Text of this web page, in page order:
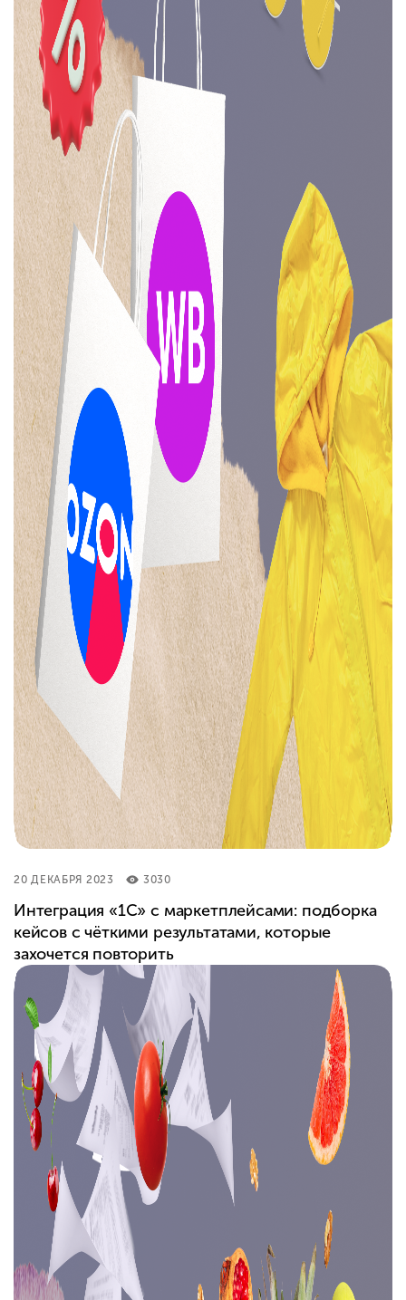
20 ДЕКАБРЯ 2023 3030
Интеграция «1С» с маркетплейсами: подборка
кейсов с чёткими результатами, которые
захочется повторить